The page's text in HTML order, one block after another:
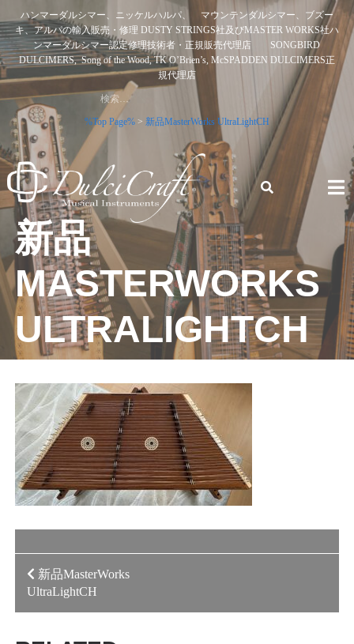
to
content
ハンマーダルシマー、ニッケルハルパ、 マウンテンダルシマー、ブズー
キ、アルパの輸入販売・修理 DUSTY STRINGS社及びMASTER WORKS社ハ
ンマーダルシマー認定修理技術者・正規販売代理店 SONGBIRD
DULCIMERS, Song of the Wood, TK O’Brien’s, McSPADDEN DULCIMERS正
規代理店
検
索:
%Top Page%> 新品MasterWorks UltraLightCH
ハンマーダルシマー、ニッケルハルパ、 マウンテンダルシ
マー、ブズーキ、アルパの輸入販売・修理 DUSTY STRINGS
社及びMASTER WORKS社ハンマーダルシマー認定修理技術
者・正規販売代理店 SONGBIRD DULCIMERS, SONG OF
THE WOOD, TK O’BRIEN’S, MCSPADDEN DULCIMERS正規
代理店
新品
MASTERWORKS
ULTRALIGHTCH
投
稿
ナ
新品MasterWorks
UltraLightCH